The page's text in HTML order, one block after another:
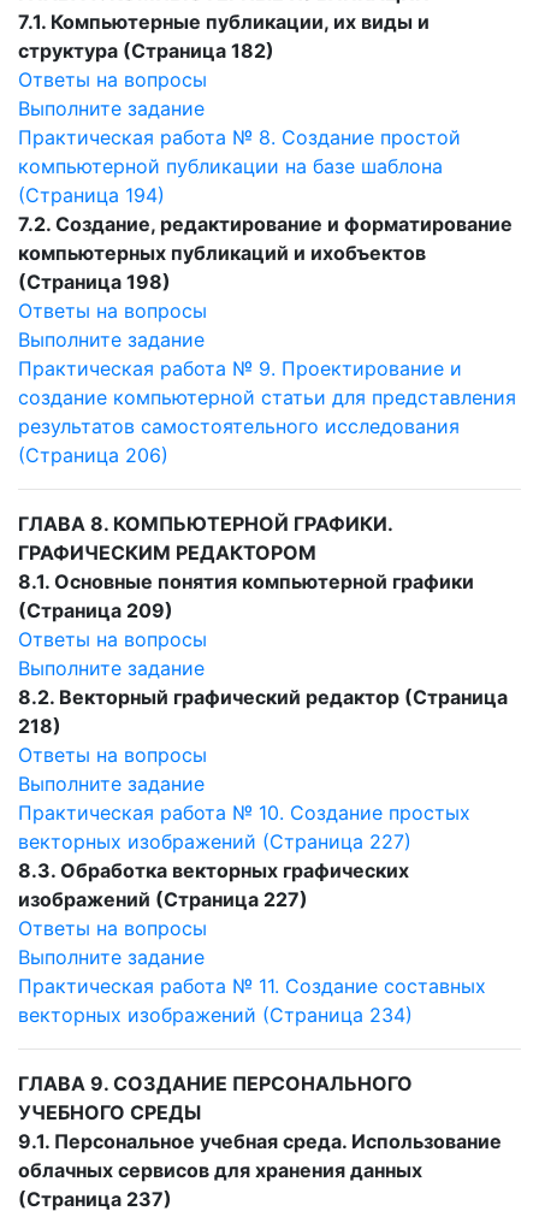
7.1. Компьютерные публикации, их виды и
структура (Страница 182)
Ответы на вопросы
Выполните задание
Практическая работа № 8. Создание простой
компьютерной публикации на базе шаблона
(Страница 194)
7.2. Создание, редактирование и форматирование
компьютерных публикаций и ихобъектов
(Страница 198)
Ответы на вопросы
Выполните задание
Практическая работа № 9. Проектирование и
создание компьютерной статьи для представления
результатов самостоятельного исследования
(Страница 206)
ГЛАВА 8. КОМПЬЮТЕРНОЙ ГРАФИКИ.
ГРАФИЧЕСКИМ РЕДАКТОРОМ
8.1. Основные понятия компьютерной графики
(Страница 209)
Ответы на вопросы
Выполните задание
8.2. Векторный графический редактор (Страница
218)
Ответы на вопросы
Выполните задание
Практическая работа № 10. Создание простых
векторных изображений (Страница 227)
8.3. Обработка векторных графических
изображений (Страница 227)
Ответы на вопросы
Выполните задание
Практическая работа № 11. Создание составных
векторных изображений (Страница 234)
ГЛАВА 9. СОЗДАНИЕ ПЕРСОНАЛЬНОГО
УЧЕБНОГО СРЕДЫ
9.1. Персональное учебная среда. Использование
облачных сервисов для хранения данных
(Страница 237)